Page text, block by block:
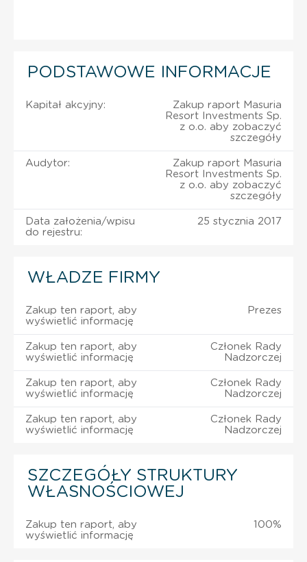
PODSTAWOWE INFORMACJE
Kapitał akcyjny:
Zakup raport Masuria
Resort Investments Sp.
z o.o. aby zobaczyć
szczegóły
Audytor:
Zakup raport Masuria
Resort Investments Sp.
z o.o. aby zobaczyć
szczegóły
Data założenia/wpisu
do rejestru:
25 stycznia 2017
WŁADZE FIRMY
Zakup ten raport, aby
wyświetlić informację
Prezes
Zakup ten raport, aby
wyświetlić informację
Członek Rady
Nadzorczej
Zakup ten raport, aby
wyświetlić informację
Członek Rady
Nadzorczej
Zakup ten raport, aby
wyświetlić informację
Członek Rady
Nadzorczej
SZCZEGÓŁY STRUKTURY
WŁASNOŚCIOWEJ
Zakup ten raport, aby
wyświetlić informację
100%